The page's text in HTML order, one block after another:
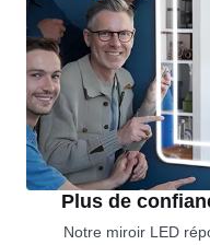
Plus de
Notre miroir LED